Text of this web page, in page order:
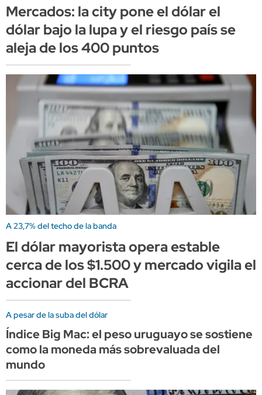
Mercados: la city pone el dólar el
dólar bajo la lupa y el riesgo país se
aleja de los 400 puntos
A 23,7% del techo de la banda
El dólar mayorista opera estable
cerca de los $1.500 y mercado vigila el
accionar del BCRA
A pesar de la suba del dólar
Índice Big Mac: el peso uruguayo se sostiene
como la moneda más sobrevaluada del
mundo